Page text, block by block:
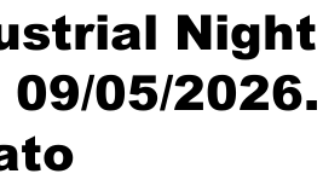
09/05/